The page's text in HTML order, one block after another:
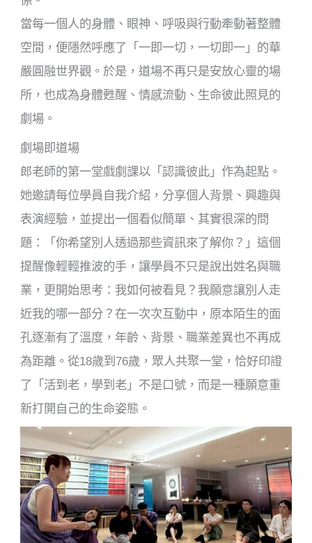
當每一個人的身體、眼神、呼吸與行動牽動著整體
空間，便隱然呼應了「一即一切，一切即一」的華
嚴圓融世界觀。於是，道場不再只是安放心靈的場
所，也成為身體甦醒、情感流動、生命彼此照見的
劇場。
劇場即道場
郎老師的第一堂戲劇課以「認識彼此」作為起點。
她邀請每位學員自我介紹，分享個人背景、興趣與
表演經驗，並提出一個看似簡單、其實很深的問
題：「你希望別人透過那些資訊來了解你？」這個
提醒像輕輕推波的手，讓學員不只是說出姓名與職
業，更開始思考：我如何被看見？我願意讓別人走
近我的哪一部分？在一次次互動中，原本陌生的面
孔逐漸有了溫度，年齡、背景、職業差異也不再成
為距離。從18歲到76歲，眾人共聚一堂，恰好印證
了「活到老，學到老」不是口號，而是一種願意重
新打開自己的生命姿態。